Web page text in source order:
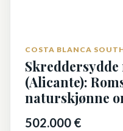
COSTA BLANCA
(Alicante):
naturskjønne
502.000 €